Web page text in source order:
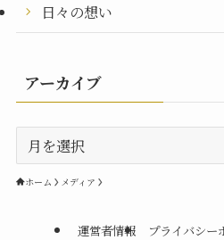
日々の想い
アーカイブ
ー
カホーム メディア
運営者情報 プライバシー